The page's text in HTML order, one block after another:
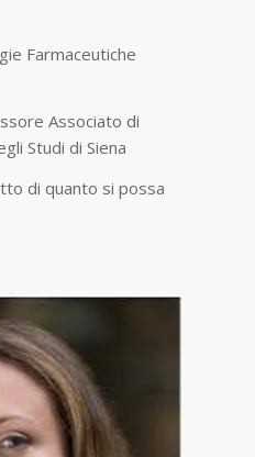
Farmaceutiche
Associato di
Studi di Siena
di quanto si possa